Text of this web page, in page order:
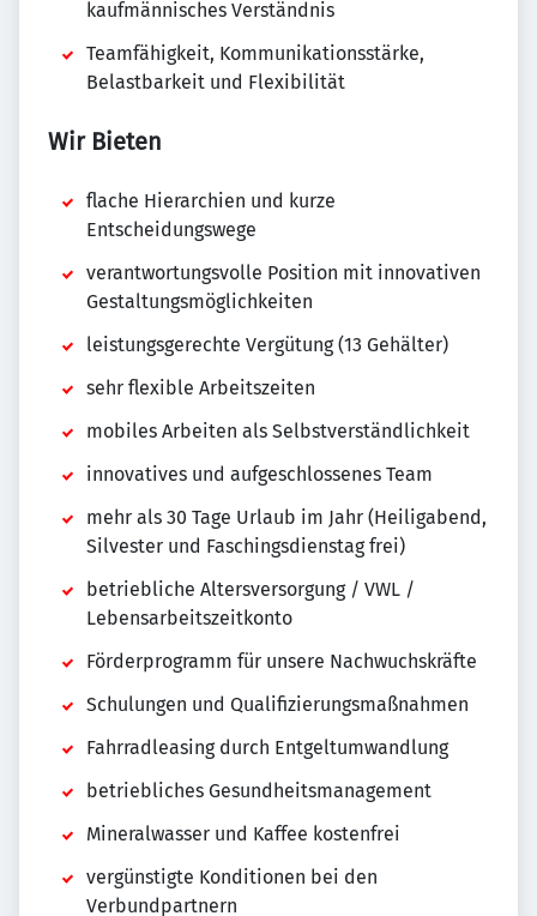
kaufmännisches Verständnis
Teamfähigkeit, Kommunikationsstärke,
Belastbarkeit und Flexibilität
Wir Bieten
flache Hierarchien und kurze
Entscheidungswege
verantwortungsvolle Position mit innovativen
Gestaltungsmöglichkeiten
leistungsgerechte Vergütung (13 Gehälter)
sehr flexible Arbeitszeiten
mobiles Arbeiten als Selbstverständlichkeit
innovatives und aufgeschlossenes Team
mehr als 30 Tage Urlaub im Jahr (Heiligabend,
Silvester und Faschingsdienstag frei)
betriebliche Altersversorgung / VWL /
Lebensarbeitszeitkonto
Förderprogramm für unsere Nachwuchskräfte
Schulungen und Qualifizierungsmaßnahmen
Fahrradleasing durch Entgeltumwandlung
betriebliches Gesundheitsmanagement
Mineralwasser und Kaffee kostenfrei
vergünstigte Konditionen bei den
Verbundpartnern